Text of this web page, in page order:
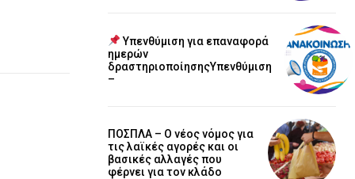
Υπενθύμιση για επαναφορά
ημερών
δραστηριοποίησηςΥπενθύμιση
–
ΠΟΣΠΛΑ – Ο νέος νόμος για
τις λαϊκές αγορές και οι
βασικές αλλαγές που
φέρνει για τον κλάδο